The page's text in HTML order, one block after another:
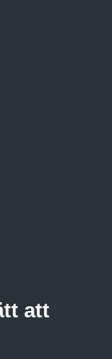
att